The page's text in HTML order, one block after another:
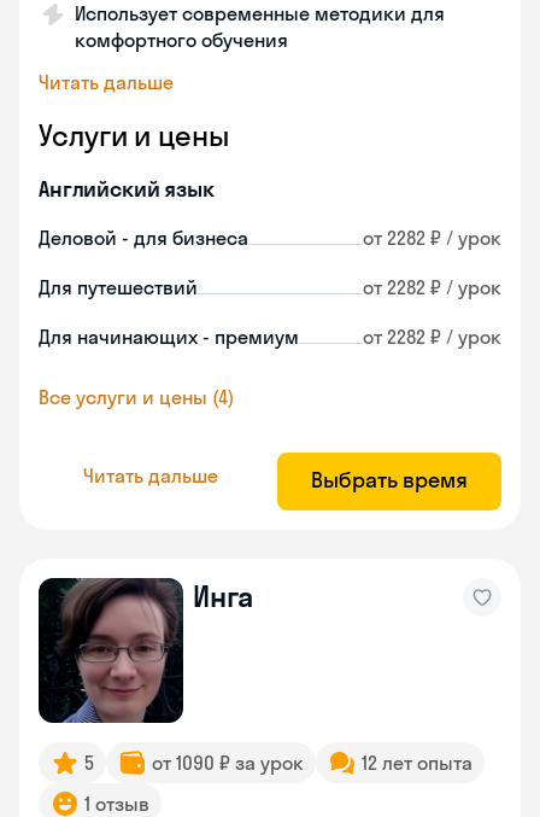
Использует современные методики для
комфортного обучения
Читать дальше
Услуги и цены
Английский язык
Деловой - для бизнеса от 2282 ₽ / урок
Для путешествий от 2282 ₽ / урок
Для начинающих - премиум от 2282 ₽ / урок
Все услуги и цены (4)
Читать дальше Выбрать время
Инга
5 от 1090 ₽ за урок
12 лет опыта
1 отзыв